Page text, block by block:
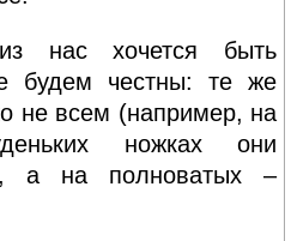
нас хочется быть
будем честны: те же
не всем (например, на
ножках они
а на полноватых –